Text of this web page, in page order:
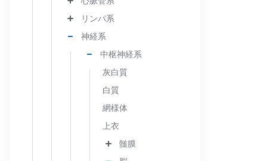
リンパ系
神経系
中枢神経系
灰白質
白質
網様体
上衣
髄膜